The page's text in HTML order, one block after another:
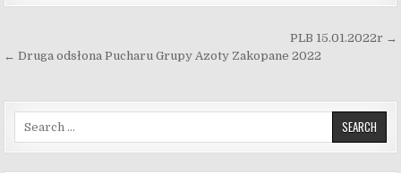
PLB 15.01.2022r →
← Druga odsłona Pucharu Grupy Azoty Zakopane 2022
Search for: